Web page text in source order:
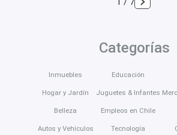
Categorías
Inmuebles
Hogar y Jardín
Belleza
Autos y Vehículos
Educación
Juguetes & Infantes
Empleos en Chile
Tecnología